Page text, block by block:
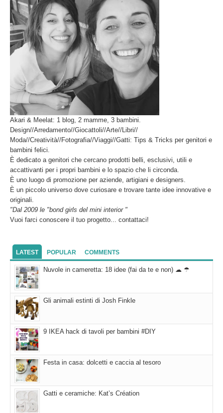
Akari & Meelat: 1 blog, 2 mamme, 3 bambini.
Design//Arredamento//Giocattoli//Arte//Libri//
Moda//Creatività//Fotografia//Viaggi//Gatti: Tips & Tricks per genitori e
bambini felici.
È dedicato a genitori che cercano prodotti belli, esclusivi, utili e
accattivanti per i propri bambini e lo spazio che li circonda.
È uno luogo di promozione per aziende, artigiani e designers.
È un piccolo universo dove curiosare e trovare tante idee innovative e
originali.
"Dal 2009 le "bond girls del mini interior "
Vuoi farci conoscere il tuo progetto... contattaci!
LATEST POPULAR COMMENTS
Nuvole in cameretta: 18 idee (fai da te e non) ☁ ☂
Gli animali estinti di Josh Finkle
9 IKEA hack di tavoli per bambini #DIY
Festa in casa: dolcetti e caccia al tesoro
Gatti e ceramiche: Kat’s Création